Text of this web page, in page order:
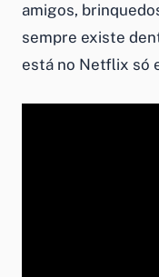
amigos,
sempre existe
está no Netflix só